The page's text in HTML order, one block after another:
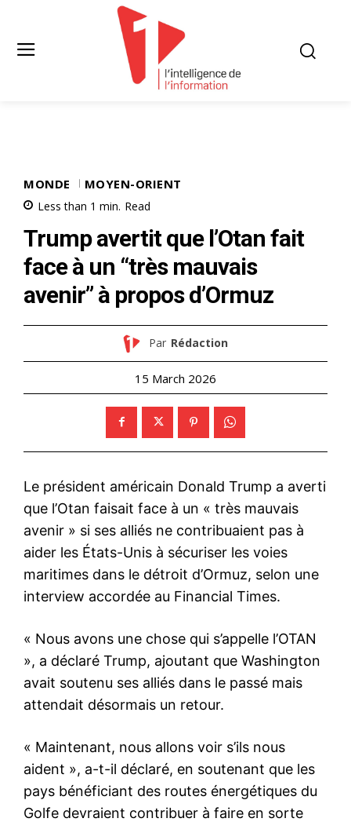
MONDE MOYEN-ORIENT
Less than 1 min. Read
Trump avertit que l’Otan fait
face à un “très mauvais
avenir” à propos d’Ormuz
Par Rédaction
15 March 2026
Le président américain Donald Trump a averti
que l’Otan faisait face à un « très mauvais
avenir » si ses alliés ne contribuaient pas à
aider les États-Unis à sécuriser les voies
maritimes dans le détroit d’Ormuz, selon une
interview accordée au Financial Times.
« Nous avons une chose qui s’appelle l’OTAN
», a déclaré Trump, ajoutant que Washington
avait soutenu ses alliés dans le passé mais
attendait désormais un retour.
« Maintenant, nous allons voir s’ils nous
aident », a-t-il déclaré, en soutenant que les
pays bénéficiant des routes énergétiques du
Golfe devraient contribuer à faire en sorte